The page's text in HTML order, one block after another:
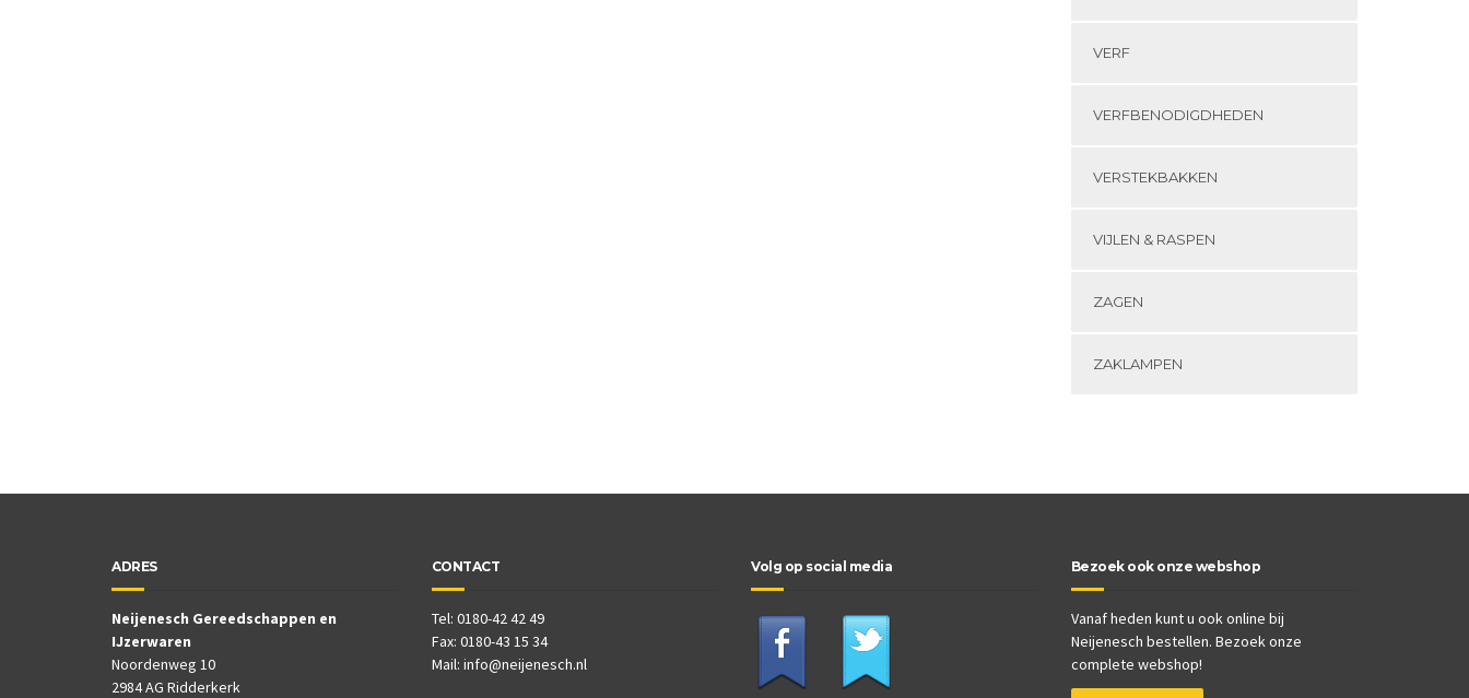
VERF
VERFBENODIGDHEDEN
VERSTEKBAKKEN
VIJLEN & RASPEN
ZAGEN
ZAKLAMPEN
ADRES
Neijenesch Gereedschappen en
IJzerwaren
Noordenweg 10
2984 AG Ridderkerk
CONTACT
Tel: 0180-42 42 49
Fax: 0180-43 15 34
Mail: info@neijenesch.nl
Volg op social media Bezoek ook onze webshop
Vanaf heden kunt u ook online bij
Neijenesch bestellen. Bezoek onze
complete webshop!